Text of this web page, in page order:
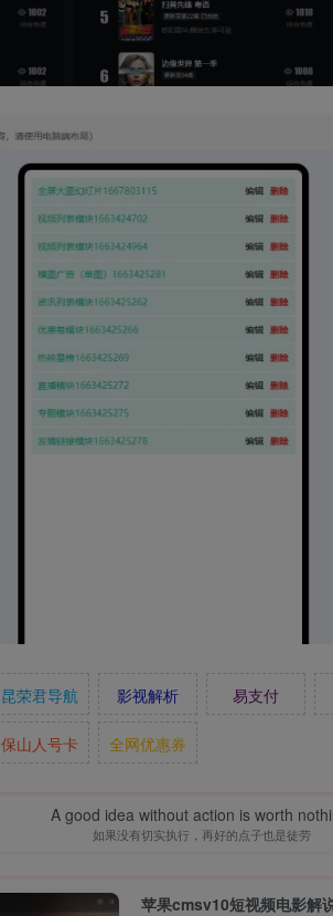
昆荣君导航 影视解析 易支付
保山人号卡 全网优惠券
A good idea without action is worth
如果没有切实执行，再好的点子也是徒劳
苹果cmsv10短视频电影解